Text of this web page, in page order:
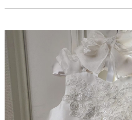
【ドレスリメイク】ふわふわ
ス
【ドレスリメイク】ストライ
レス
【ドレスリメイク】フラワー